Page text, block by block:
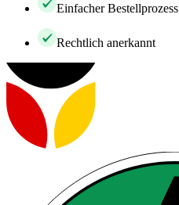
Einfacher Bestellprozess
Rechtlich anerkannt